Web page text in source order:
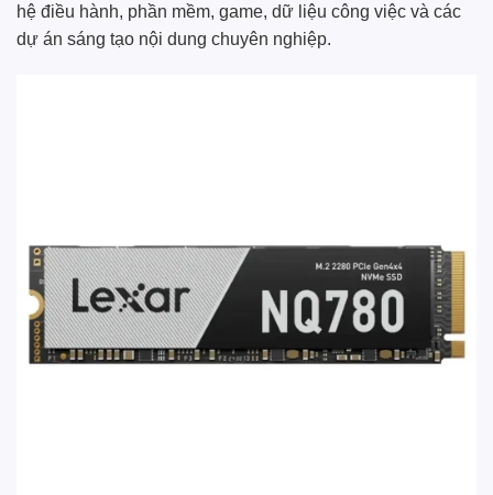
hệ điều hành, phần mềm, game, dữ liệu công việc và các
dự án sáng tạo nội dung chuyên nghiệp.